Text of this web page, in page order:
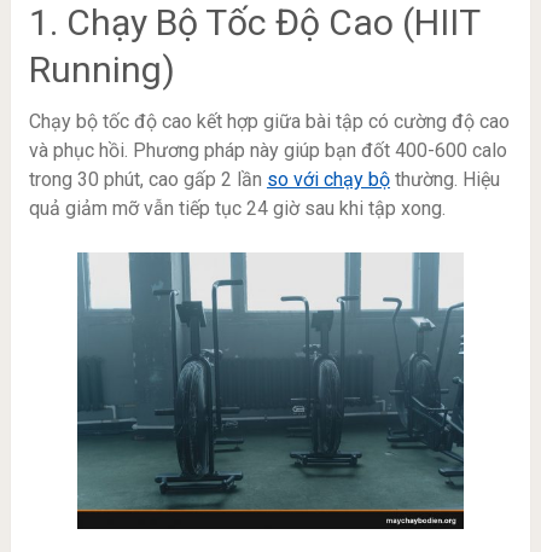
1. Chạy Bộ Tốc Độ Cao (HIIT
Running)
Chạy bộ tốc độ cao kết hợp giữa bài tập có cường độ cao
và phục hồi. Phương pháp này giúp bạn đốt 400-600 calo
trong 30 phút, cao gấp 2 lần so với chạy bộthường. Hiệu
quả giảm mỡ vẫn tiếp tục 24 giờ sau khi tập xong.